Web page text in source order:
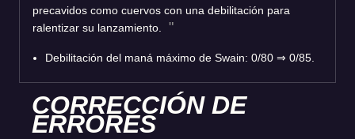
precavidos como cuervos con una debilitación para
ralentizar su lanzamiento.
Debilitación del maná máximo de Swain: 0/80 ⇒ 0/85.
CORRECCIÓN DE
ERRORES